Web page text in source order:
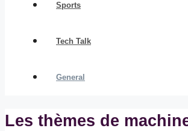
Sports
Tech Talk
General
Les thèmes de